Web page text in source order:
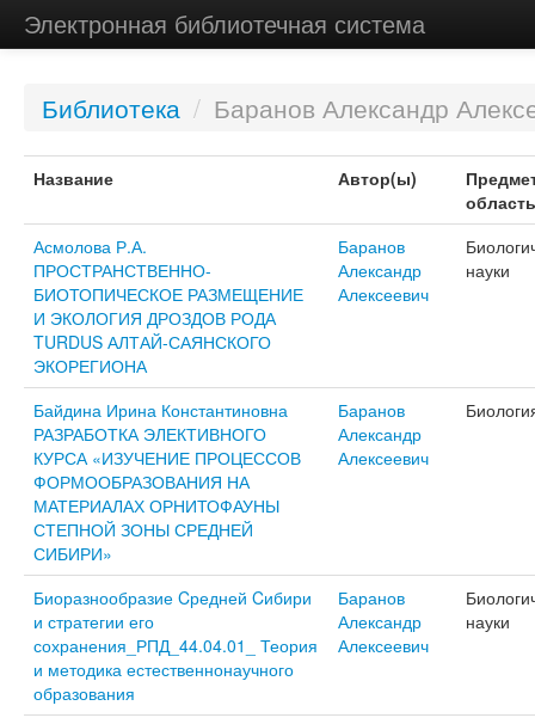
Электронная библиотечная система
Библиотека / Баранов Александр
Название Автор(ы)
область
Асмолова Р.А.
ПРОСТРАНСТВЕННО-
БИОТОПИЧЕСКОЕ РАЗМЕЩЕНИЕ
И ЭКОЛОГИЯ ДРОЗДОВ РОДА
TURDUS АЛТАЙ-САЯНСКОГО
ЭКОРЕГИОНА
Баранов
Александр
Алексеевич
науки
Байдина Ирина Константиновна
РАЗРАБОТКА ЭЛЕКТИВНОГО
КУРСА «ИЗУЧЕНИЕ ПРОЦЕССОВ
ФОРМООБРАЗОВАНИЯ НА
МАТЕРИАЛАХ ОРНИТОФАУНЫ
СТЕПНОЙ ЗОНЫ СРЕДНЕЙ
СИБИРИ»
Баранов
Александр
Алексеевич
Биоразнообразие Cредней Cибири
и стратегии его
сохранения_РПД_44.04.01_ Теория
и методика естественнонаучного
образования
Баранов
Александр
Алексеевич
науки